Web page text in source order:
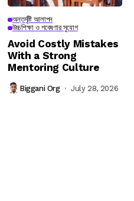
অন্তর্দৃষ্টি আলাপন
উচ্চশিক্ষা ও গবেষণার সুযোগ
Avoid Costly Mistakes
With a Strong
Mentoring Culture
Biggani Org July 28, 2026